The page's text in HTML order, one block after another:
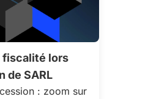
fiscalité lors
de SARL
: zoom sur